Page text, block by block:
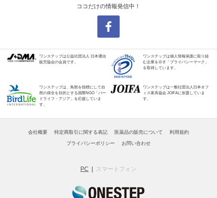
ココだけの情報発信中！
ワンステップは公益社団法人 日本通信
販売協会の会員です。
ワンステップは個人情報保護に取り組
む企業を示す「プライバシーマーク」
を取得しています。
ワンステップは、鳥類を指標にして自
然の保全を目的とする国際NGO「バー
ドライフ・アジア」を応援していま
す。
ワンステップは一般社団法人日本オフ
ィス家具協会 JOIFAに加盟していま
す。
会社概要 特定商取引に関する表記 医薬品の販売について 利用規約
プライバシーポリシー お問い合わせ
PC スマートフォン